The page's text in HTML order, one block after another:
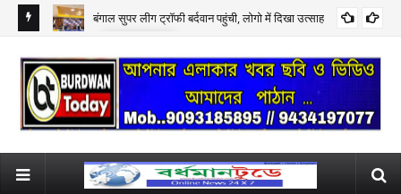
बंगाल सुपर लीग ट्रॉफी बर्दवान पहुंची, लोगो में दिखा उत्साह